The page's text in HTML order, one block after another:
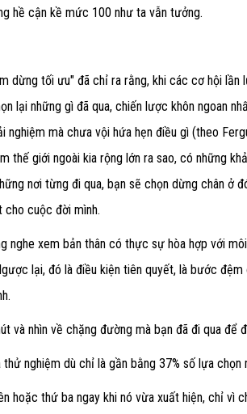
hề cận kề mức 100 như ta vẫn tưởng.
dừng tối ưu" đã chỉ ra rằng, khi các cơ hội lần
lại những gì đã qua, chiến lược khôn ngoan
mà chưa vội hứa hẹn điều gì (theo
thế giới ngoài kia rộng lớn ra sao, có những
nơi từng đi qua, bạn sẽ chọn dừng chân ở
cuộc đời mình.
nghe xem bản thân có thực sự hòa hợp với
lại, đó là điều kiện tiên quyết, là bước
và nhìn về chặng đường mà bạn đã đi qua để
nghiệm dù chỉ là gần bằng 37% số lựa
hoặc thứ ba ngay khi nó vừa xuất hiện, chỉ vì